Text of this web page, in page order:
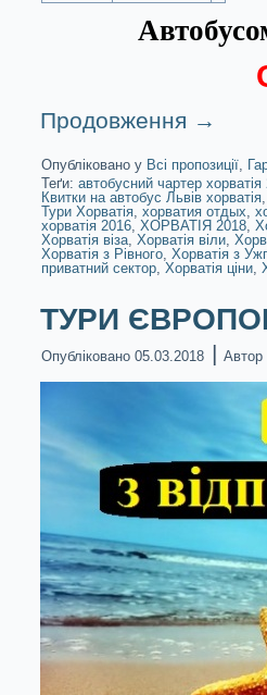
Продовження →
Опубліковано у Всі пропозиції,
Теґи: автобусний чартер хорватія
Квитки на автобус Львів хорватія
Тури Хорватія, хорватия отдых,
хорватія 2016, ХОРВАТІЯ 2018,
Хорватія віза, Хорватія віли,
Хорватія з Рівного, Хорватія з
приватний сектор, Хорватія ціни,
ТУРИ
Опубліковано 05.03.2018 | Автор